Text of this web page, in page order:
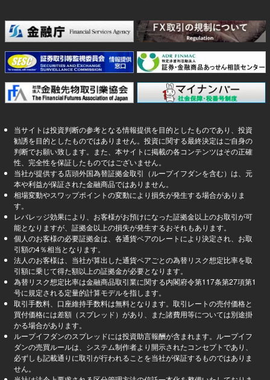
当サイトは投資判断の参考となる情報提供を目的としたものであり、投資
勧誘を目的としたものではありません。投資に関する最終決定はご自身の
判断でお願い致します。また、本サイトに掲載の各コンテンツはその正確
性、完全性を保証したものではございません。
当社が提供する店頭外国為替証拠金取引（ループイフダンを含む）は、元
本や利益が保証された金融商品ではありません。
相場変動やスワップポイントの変動により損失が発生する場合がありま
す。
レバレッジ効果により、お客様がお預けになった証拠金以上のお取引が可
能となりますが、証拠金以上の損失が発生するおそれもあります。
個人のお客様の必要証拠金は、各通貨ペアのレートにより決定され、お取
引額の4％相当となります。
法人のお客様は、当社が算出した通貨ペアごとの為替リスク想定比率を取
引額に乗じて得た額以上の証拠金が必要となります。
為替リスク想定比率は金融商品取引業に関する内閣府令第117条第27項第1
号に規定される定量的計算モデルを指します。
取引手数料、口座維持手数料は無料となります。取引レートの売付価格と
買付価格には差額（スプレッド）があり、また諸費用等については別途掛
かる場合があります。
ループイフダンのスプレッドには投資助言報酬が含まれます。ループイフ
ダンの売買ルールは、システム制作者より開示されたコンセプトであり、
必ずしも記載通りに取引が行われることを当社が保証するものではありま
せん。